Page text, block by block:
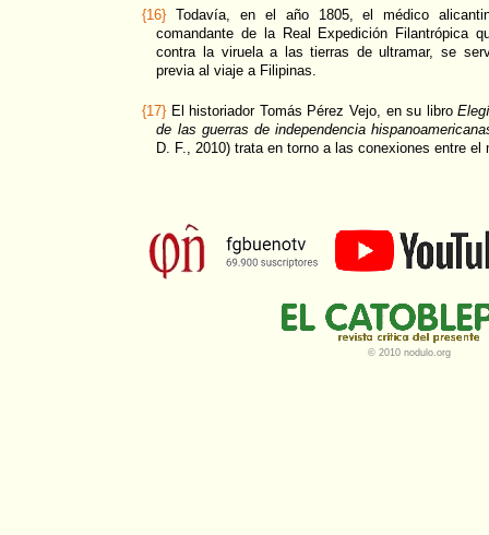
{16} Todavía, en el año 1805, el médico
comandante de la Real Expedición Filantrópica
contra la viruela a las tierras de ultramar, se
previa al viaje a Filipinas.
{17} El historiador Tomás Pérez Vejo, en su libro
de las guerras de independencia
D. F., 2010) trata en torno a las conexiones entre
© 2010 nodulo.org